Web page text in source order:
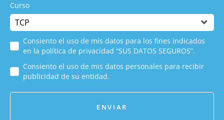
Curso
Consiento el uso de mis datos para los fines indicados
en la política de privacidad “SUS DATOS SEGUROS”.
Consiento el uso de mis datos personales para recibir
publicidad de su entidad.
ENVIAR